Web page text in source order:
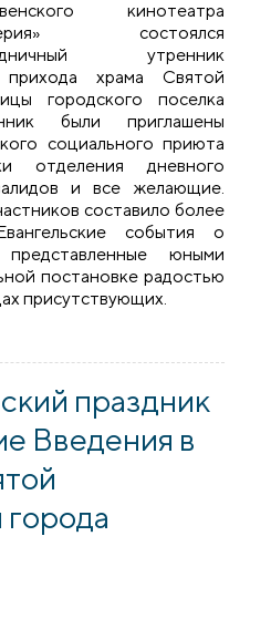
кинотеатра
состоялся
утренник
храма Святой
городского поселка
были приглашены
социального приюта
отделения дневного
и все желающие.
составило более
события о
юными
постановке радостью
присутствующих.
праздник
Введения в